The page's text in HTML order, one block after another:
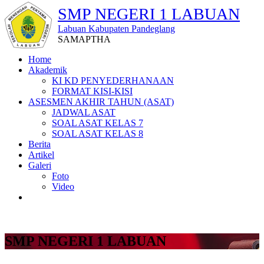
SMP NEGERI 1 LABUAN
Labuan Kabupaten Pandeglang
SAMAPTHA
Home
Akademik
KI KD PENYEDERHANAAN
FORMAT KISI-KISI
ASESMEN AKHIR TAHUN (ASAT)
JADWAL ASAT
SOAL ASAT KELAS 7
SOAL ASAT KELAS 8
Berita
Artikel
Galeri
Foto
Video
SMP NEGERI 1 LABUAN